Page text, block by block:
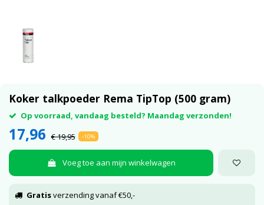
Koker talkpoeder Rema TipTop (500 gram)
Op voorraad, vandaag besteld? Maandag verzonden!
17,96 € 19,95 -10%
Voeg toe aan mijn winkelwagen
Gratisverzending vanaf €50,-